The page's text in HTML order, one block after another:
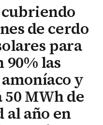
de cerdo
para
las
y
MWh de
año en